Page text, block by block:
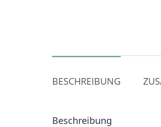
BESCHREIBUNG
Beschreibung